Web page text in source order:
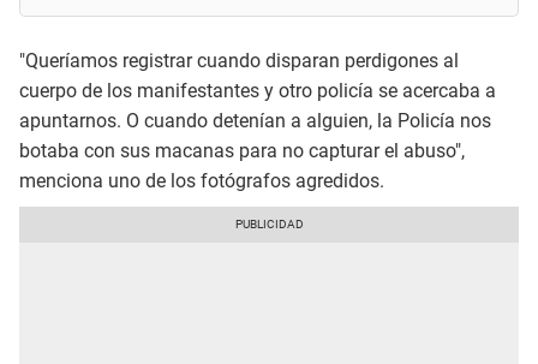
"Queríamos registrar cuando disparan perdigones al
cuerpo de los manifestantes y otro policía se acercaba a
apuntarnos. O cuando detenían a alguien, la Policía nos
botaba con sus macanas para no capturar el abuso",
menciona uno de los fotógrafos agredidos.